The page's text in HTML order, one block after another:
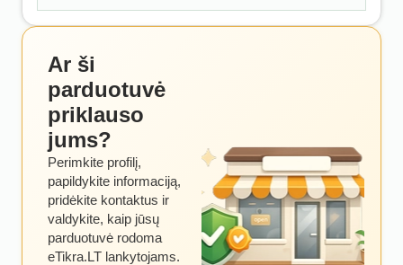
Ar ši
parduotuvė
priklauso
jums?
Perimkite profilį,
papildykite informaciją,
pridėkite kontaktus ir
valdykite, kaip jūsų
parduotuvė rodoma
eTikra.LT lankytojams.